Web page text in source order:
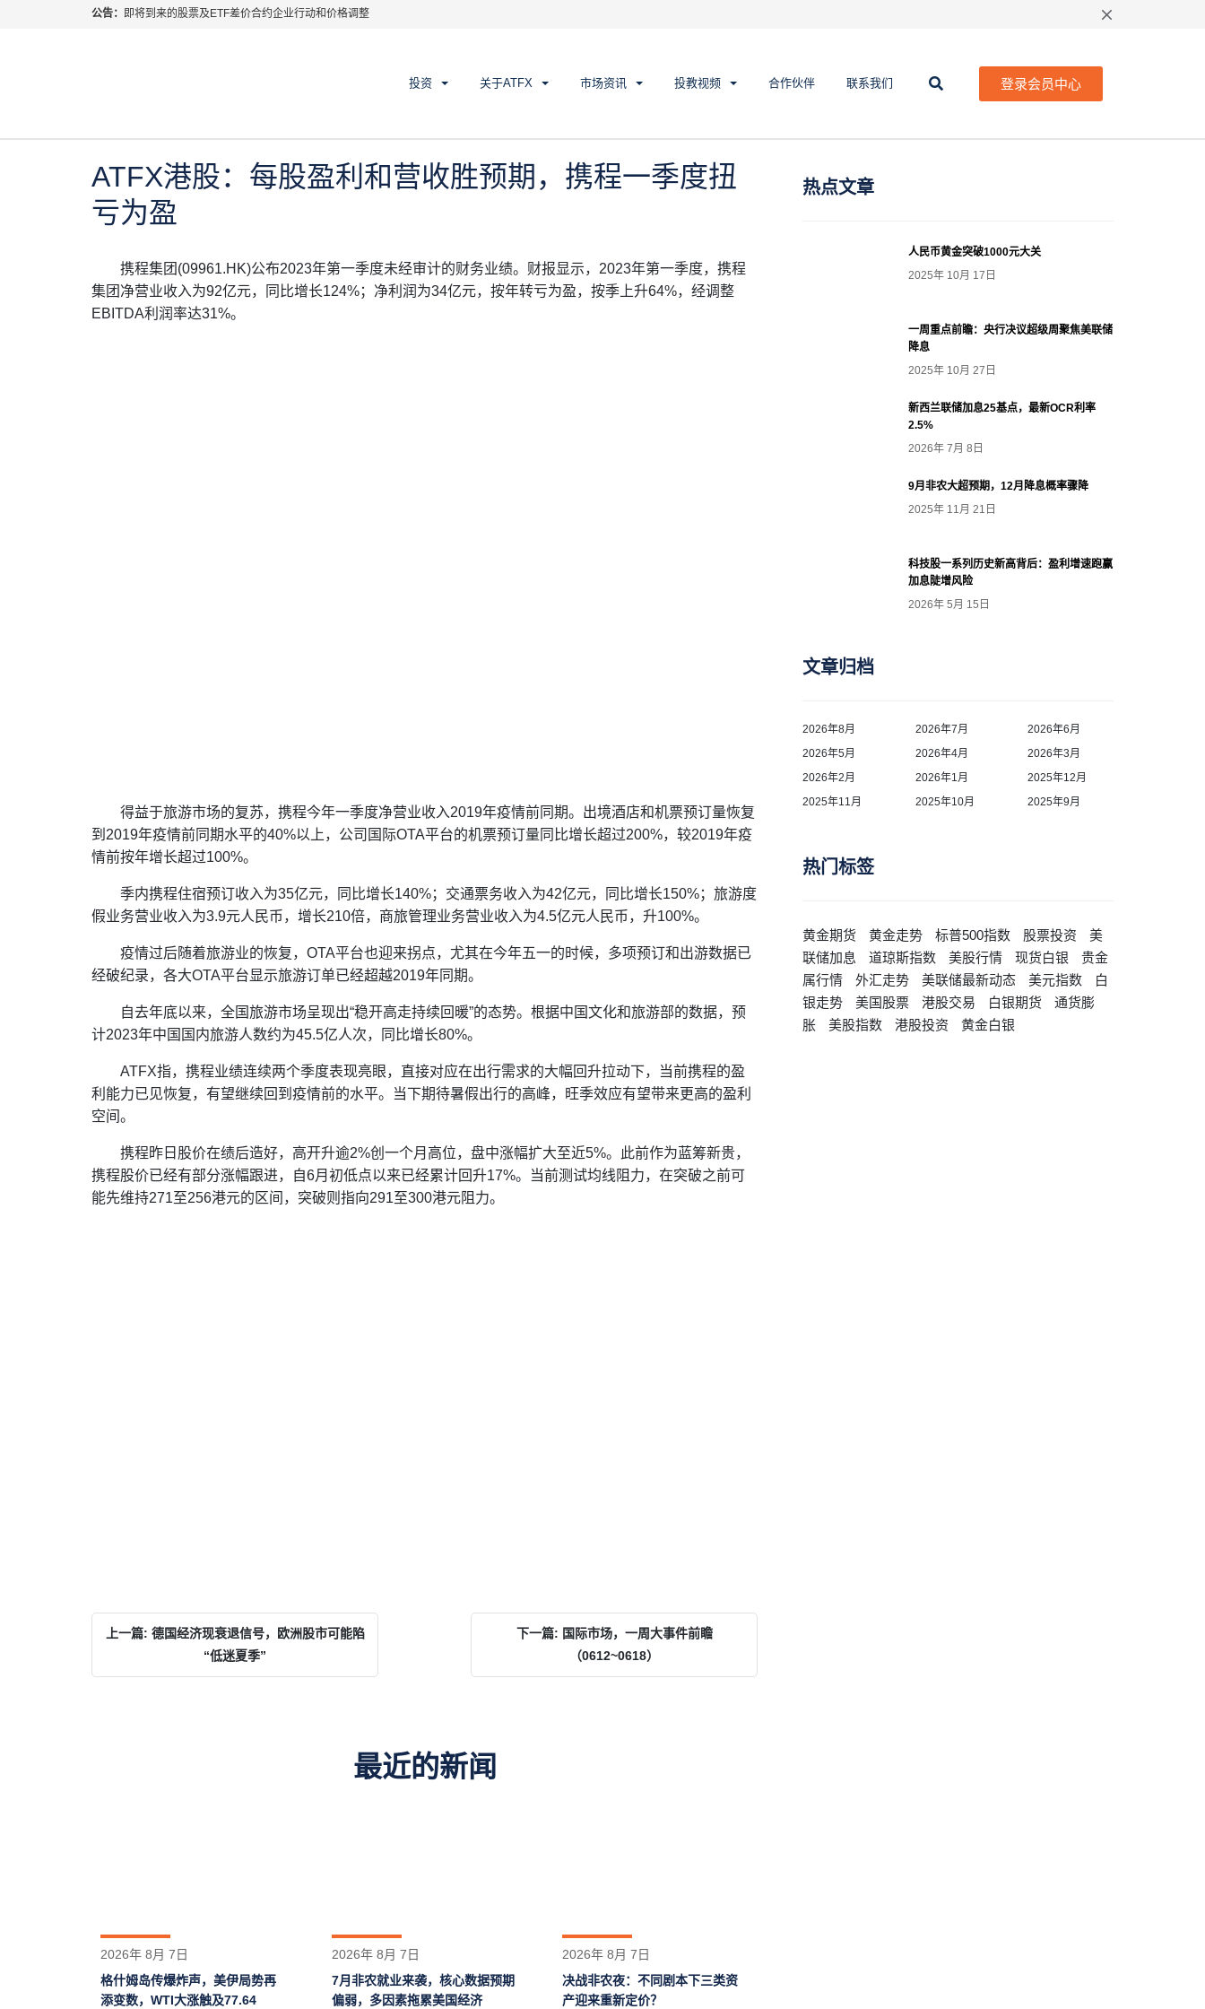
公告： 即将到来的股票及ETF差价合约企业行动和价格调整
投资 关于ATFX 市场资讯 投教视频 合作伙伴 联系我们 登录会员中心
ATFX港股：每股盈利和营收胜预期，携程一季度扭
亏为盈
携程集团(09961.HK)公布2023年第一季度未经审计的财务业绩。财报显示，2023年第一季度，携程
集团净营业收入为92亿元，同比增长124%；净利润为34亿元，按年转亏为盈，按季上升64%，经调整
EBITDA利润率达31%。
得益于旅游市场的复苏，携程今年一季度净营业收入2019年疫情前同期。出境酒店和机票预订量恢复
到2019年疫情前同期水平的40%以上，公司国际OTA平台的机票预订量同比增长超过200%，较2019年疫
情前按年增长超过100%。
季内携程住宿预订收入为35亿元，同比增长140%；交通票务收入为42亿元，同比增长150%；旅游度
假业务营业收入为3.9元人民币，增长210倍，商旅管理业务营业收入为4.5亿元人民币，升100%。
疫情过后随着旅游业的恢复，OTA平台也迎来拐点，尤其在今年五一的时候，多项预订和出游数据已
经破纪录，各大OTA平台显示旅游订单已经超越2019年同期。
自去年底以来，全国旅游市场呈现出“稳开高走持续回暖”的态势。根据中国文化和旅游部的数据，预
计2023年中国国内旅游人数约为45.5亿人次，同比增长80%。
ATFX指，携程业绩连续两个季度表现亮眼，直接对应在出行需求的大幅回升拉动下，当前携程的盈
利能力已见恢复，有望继续回到疫情前的水平。当下期待暑假出行的高峰，旺季效应有望带来更高的盈利
空间。
携程昨日股价在绩后造好，高开升逾2%创一个月高位，盘中涨幅扩大至近5%。此前作为蓝筹新贵，
携程股价已经有部分涨幅跟进，自6月初低点以来已经累计回升17%。当前测试均线阻力，在突破之前可
能先维持271至256港元的区间，突破则指向291至300港元阻力。
上一篇: 德国经济现衰退信号，欧洲股市可能陷
“低迷夏季”
下一篇: 国际市场，一周大事件前瞻
（0612~0618）
最近的新闻
2026年 8月 7日
格什姆岛‌传爆炸声，美伊局势再
添变数，WTI大涨触及77.64
2026年 8月 7日
7月非农就业来袭，核心数据预期
偏弱，多因素拖累美国经济
2026年 8月 7日
决战非农夜：不同剧本下三类资
产迎来重新定价？
热点文章
人民币黄金突破1000元大关
2025年 10月 17日
一周重点前瞻：央行决议超级周聚焦美联储
降息
2025年 10月 27日
新西兰联储加息25基点，最新OCR利率
2.5%
2026年 7月 8日
9月非农大超预期，12月降息概率骤降
2025年 11月 21日
科技股一系列历史新高背后：盈利增速跑赢
加息陡增风险
2026年 5月 15日
文章归档
2026年8月 2026年7月
2026年6月
2026年5月
2026年4月
2026年3月
2026年2月
2026年1月
2025年12月
2025年11月
2025年10月 2025年9月
热门标签
黄金期货 黄金走势 标普500指数 股票投资
美
联储加息
道琼斯指数 美股行情 现货白银
贵金
属行情
外汇走势 美联储最新动态 美元指数
白
银走势
美国股票 港股交易 白银期货
通货膨
胀
美股指数 港股投资 黄金白银